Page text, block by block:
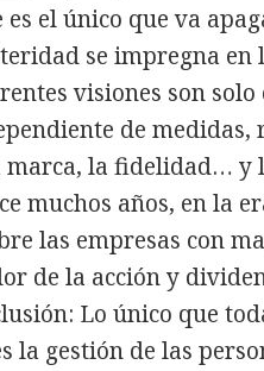
el único que va
se impregna en
visiones son solo
de medidas,
marca, la fidelidad… y
muchos años, en la
las empresas con
de la acción y
Lo único que
la gestión de las